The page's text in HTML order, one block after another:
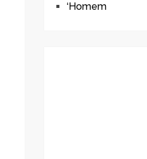
‘Homem